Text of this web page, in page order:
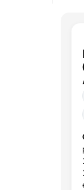
TV si Proiectoare
Camere auto,
Mini Video
Accesorii